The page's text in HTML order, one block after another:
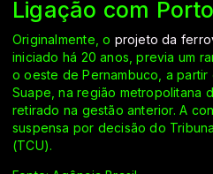
Ligação com
Originalmente, o projeto da
iniciado há 20 anos, previa um
o oeste de Pernambuco, a
Suape, na região metropolitana
retirado na gestão anterior. A
suspensa por decisão do
(TCU).